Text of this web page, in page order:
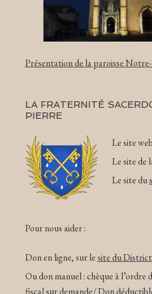
Présentation de la paroisse
LA FRATERNITÉ
PIERRE
Le site
Le site de
Le site du
Pour nous aider :
Don en ligne, sur lesite du
Ou don manuel : chèque à l’ordre
fiscal sur demande/ Don